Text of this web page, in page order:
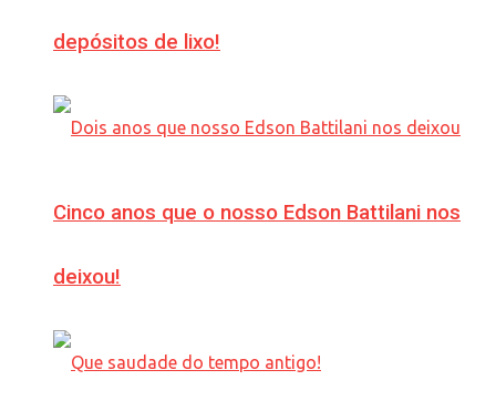
depósitos de lixo!
Cinco anos que o nosso Edson Battilani nos
deixou!